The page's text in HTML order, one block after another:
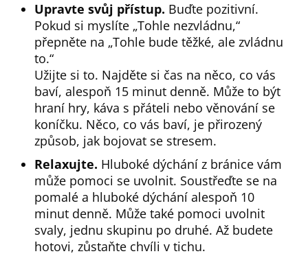
Upravte svůj přístup. Buďte pozitivní.
Pokud si myslíte „Tohle nezvládnu,“
přepněte na „Tohle bude těžké, ale zvládnu
to.“
Užijte si to. Najděte si čas na něco, co vás
baví, alespoň 15 minut denně. Může to být
hraní hry, káva s přáteli nebo věnování se
koníčku. Něco, co vás baví, je přirozený
způsob, jak bojovat se stresem.
Relaxujte. Hluboké dýchání z bránice vám
může pomoci se uvolnit. Soustřeďte se na
pomalé a hluboké dýchání alespoň 10
minut denně. Může také pomoci uvolnit
svaly, jednu skupinu po druhé. Až budete
hotovi, zůstaňte chvíli v tichu.